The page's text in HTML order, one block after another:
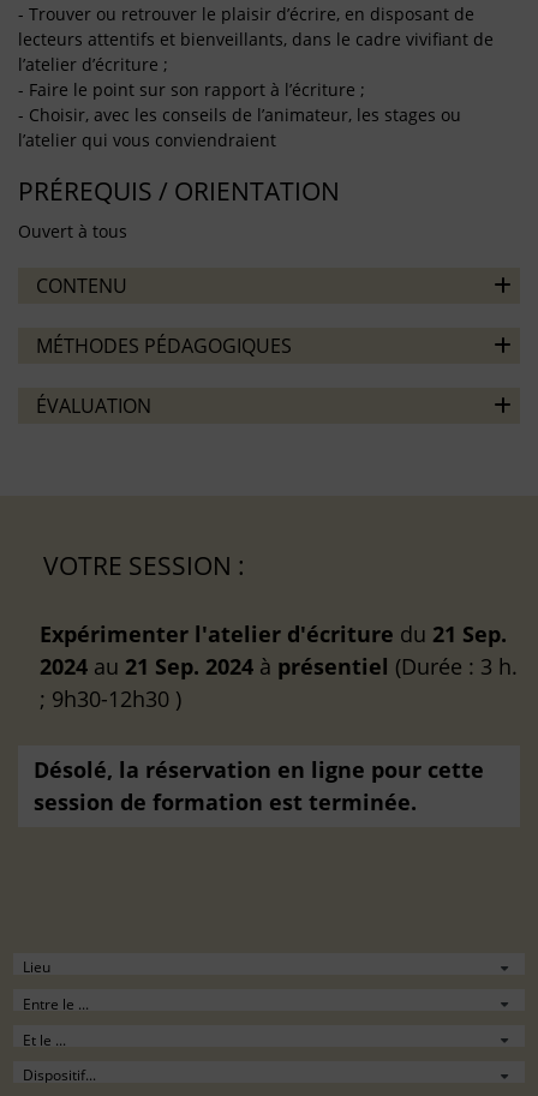
- Trouver ou retrouver le plaisir d’écrire, en disposant de
lecteurs attentifs et bienveillants, dans le cadre vivifiant de
l’atelier d’écriture ;
- Faire le point sur son rapport à l’écriture ;
- Choisir, avec les conseils de l’animateur, les stages ou
l’atelier qui vous conviendraient
PRÉREQUIS / ORIENTATION
Ouvert à tous
CONTENU
MÉTHODES PÉDAGOGIQUES
ÉVALUATION
VOTRE SESSION :
Expérimenter l'atelier d'écriture du 21 Sep.
2024 au 21 Sep. 2024 à présentiel (Durée : 3 h.
; 9h30-12h30 )
Désolé, la réservation en ligne pour cette
session de formation est terminée.